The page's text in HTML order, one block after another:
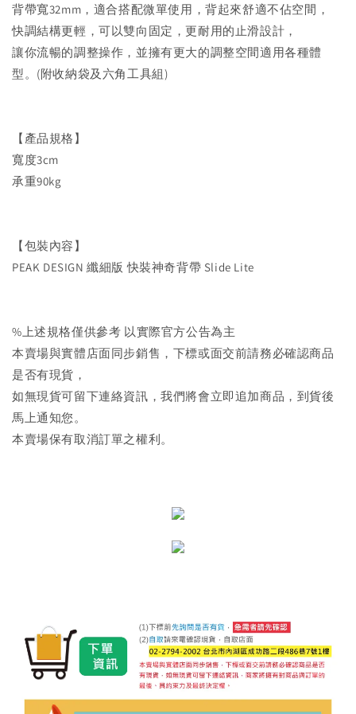
背帶寬32mm，適合搭配微單使用，背起來舒適不佔空間，
快調結構更輕，可以雙向固定，更耐用的止滑設計，
讓你流暢的調整操作，並擁有更大的調整空間適用各種體
型。(附收納袋及六角工具組)
【產品規格】
寬度3cm
承重90kg
【包裝內容】
PEAK DESIGN 纖細版 快裝神奇背帶 Slide Lite
%上述規格僅供參考 以實際官方公告為主
本賣場與實體店面同步銷售，下標或面交前請務必確認商品
是否有現貨，
如無現貨可留下連絡資訊，我們將會立即追加商品，到貨後
馬上通知您。
本賣場保有取消訂單之權利。